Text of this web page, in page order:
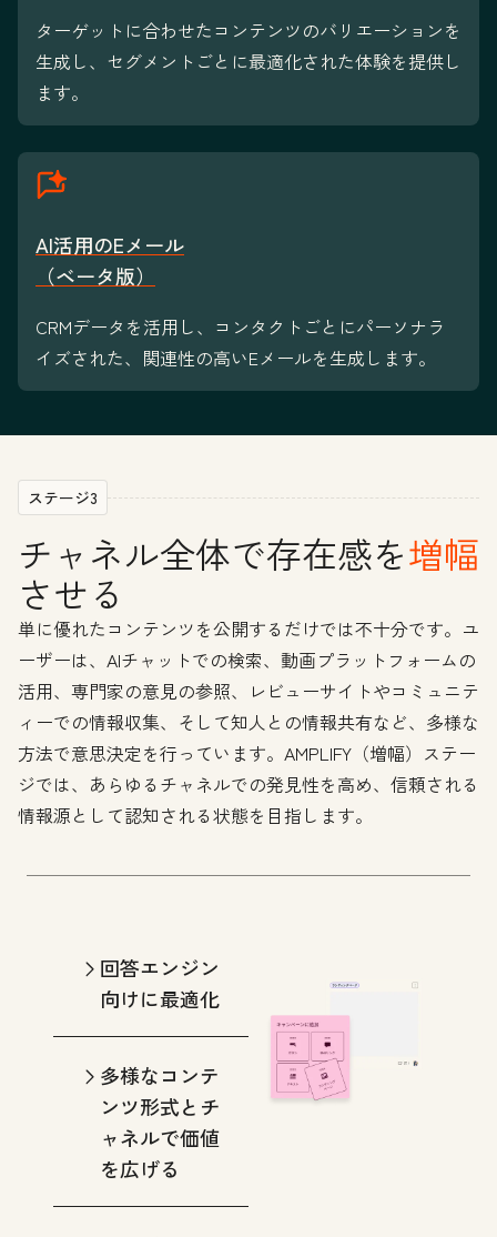
ターゲットに合わせたコンテンツのバリエーションを
生成し、セグメントごとに最適化された体験を提供し
ます。
AI活用のEメール
（ベータ版）
CRMデータを活用し、コンタクトごとにパーソナラ
イズされた、関連性の高いEメールを生成します。
ステージ3
チャネル全体で存在感を増幅
させる
単に優れたコンテンツを公開するだけでは不十分です。ユ
ーザーは、AIチャットでの検索、動画プラットフォームの
活用、専門家の意見の参照、レビューサイトやコミュニテ
ィーでの情報収集、そして知人との情報共有など、多様な
方法で意思決定を行っています。AMPLIFY（増幅）ステー
ジでは、あらゆるチャネルでの発見性を高め、信頼される
情報源として認知される状態を目指します。
回答エンジン
向けに最適化
多様なコンテ
ンツ形式とチ
ャネルで価値
を広げる